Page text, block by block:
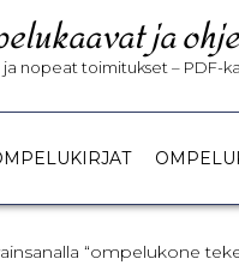
ja
nopeat toimitukset – PDF-
“ompelukone